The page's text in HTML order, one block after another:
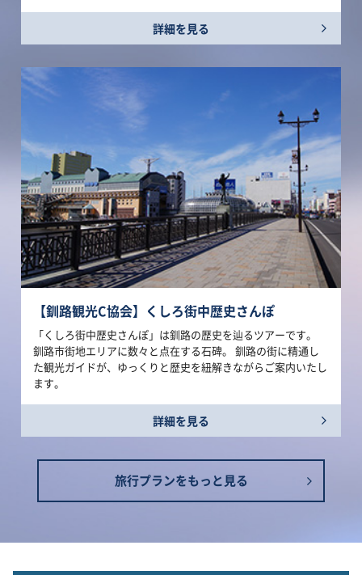
詳細を見る
【釧路観光C協会】くしろ街中歴史さんぽ
「くしろ街中歴史さんぽ」は釧路の歴史を辿るツアーです。
釧路市街地エリアに数々と点在する石碑。 釧路の街に精通し
た観光ガイドが、ゆっくりと歴史を紐解きながらご案内いたし
ます。
詳細を見る
旅行プランをもっと見る